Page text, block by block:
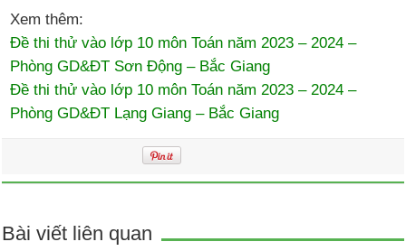
Xem thêm:
Đề thi thử vào lớp 10 môn Toán năm 2023 – 2024 –
Phòng GD&ĐT Sơn Động – Bắc Giang
Đề thi thử vào lớp 10 môn Toán năm 2023 – 2024 –
Phòng GD&ĐT Lạng Giang – Bắc Giang
Bài viết liên quan